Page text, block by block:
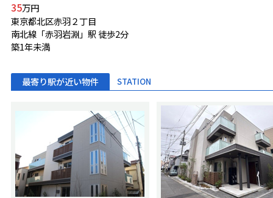
35万円
東京都北区赤羽２丁目
南北線「赤羽岩淵」駅 徒歩2分
築1年未満
最寄り駅が近い物件 STATION